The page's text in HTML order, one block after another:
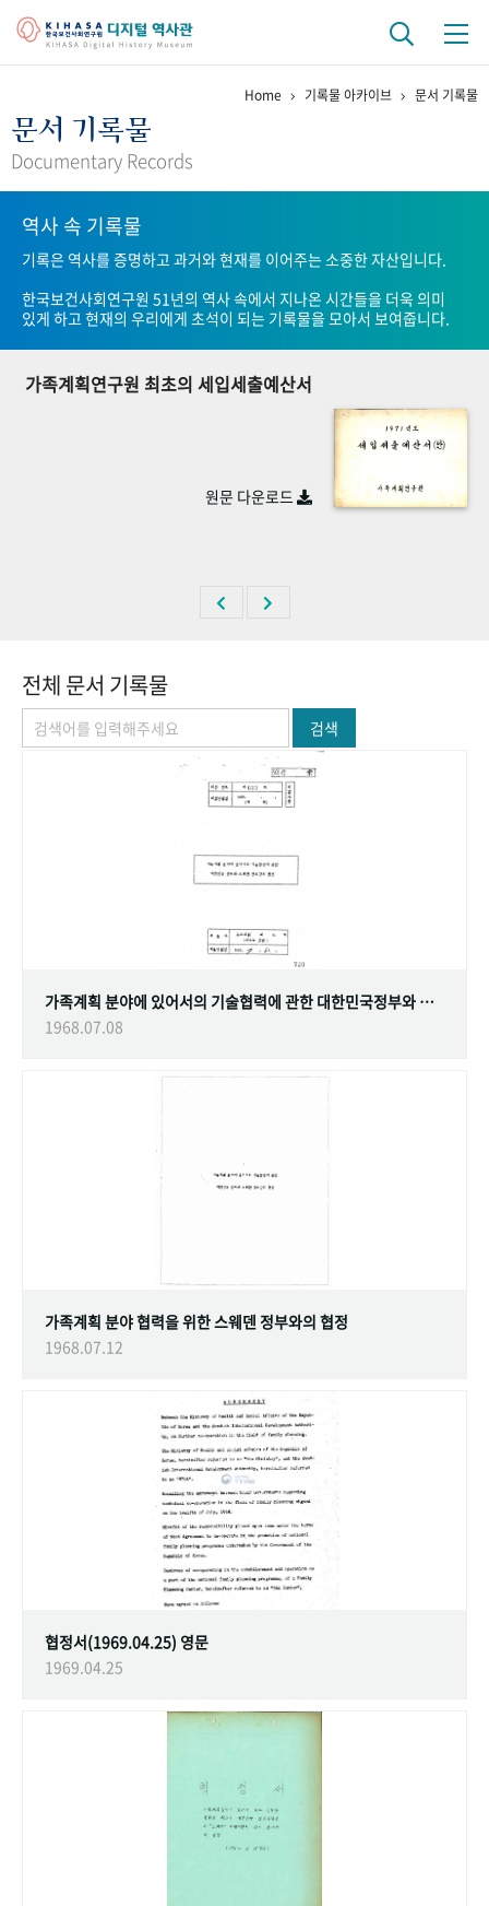
걸어온 길 기관 변천사
연구 역사
정책과 연구 키워드로 보는 연구 역사
연구자들
기록물 아카이브
사진 아카이브 문서 기록물 행정박물
숫자로 보는 50년 50+1주년 광장
Home 기록물 아카이브 문서 기록물
문서 기록물
Documentary Records
역사 속 기록물
기록은 역사를 증명하고 과거와 현재를 이어주는 소중한 자산입니다.
한국보건사회연구원 51년의 역사 속에서 지나온 시간들을 더욱 의미
있게 하고 현재의 우리에게 초석이 되는 기록물을 모아서 보여줍니다.
가족계획연구원 최초의 세입세출예산서
원문 다운로드
전체 문서 기록물
검색
가족계획 분야에 있어서의 기술협력에 관한 대한민국정부와 스웨덴 정부간의 협정
1968.07.08
가족계획 분야 협력을 위한 스웨덴 정부와의 협정
1968.07.12
협정서(1969.04.25) 영문
1969.04.25